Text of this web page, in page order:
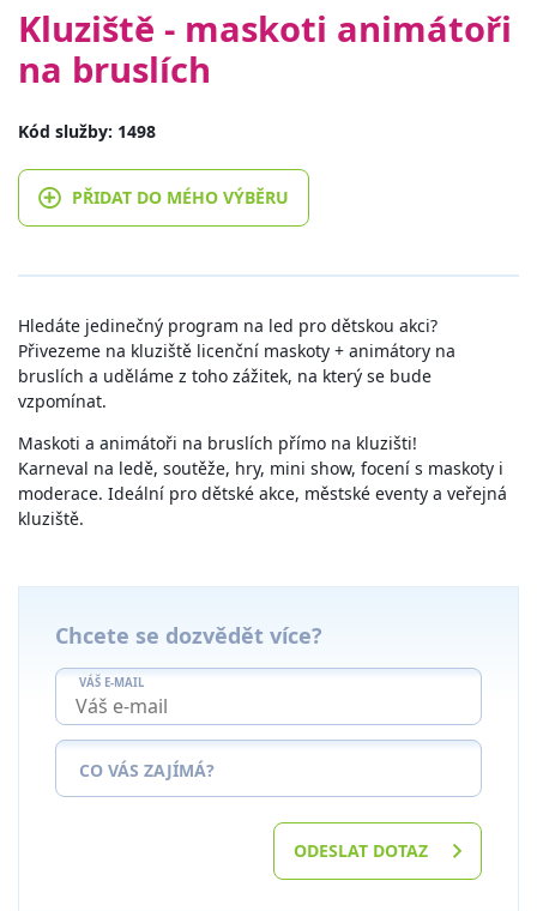
Kluziště - maskoti animátoři
na bruslích
Kód služby: 1498
PŘIDAT DO MÉHO VÝBĚRU
Hledáte jedinečný program na led pro dětskou akci?
Přivezeme na kluziště licenční maskoty + animátory na
bruslích a uděláme z toho zážitek, na který se bude
vzpomínat.
Maskoti a animátoři na bruslích přímo na kluzišti!
Karneval na ledě, soutěže, hry, mini show, focení s maskoty i
moderace. Ideální pro dětské akce, městské eventy a veřejná
kluziště.
Chcete se dozvědět více?
VÁŠ E-MAIL
CO VÁS ZAJÍMÁ?
ODESLAT DOTAZ